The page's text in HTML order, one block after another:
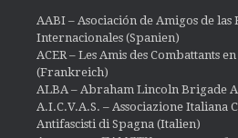
AABI – Asociación de Amigos de las
Internacionales (Spanien)
ACER – Les Amis des Combattants
(Frankreich)
ALBA – Abraham Lincoln Brigade
A.I.C.V.A.S. – Associazione Italiana
Antifascisti di Spagna (Italien)